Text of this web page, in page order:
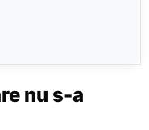
nu s-a